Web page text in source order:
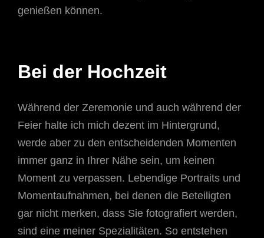
genießen können.
Bei der Hochzeit
Während der Zeremonie und auch während der
Feier halte ich mich dezent im Hintergrund,
werde aber zu den entscheidenden Momenten
immer ganz in Ihrer Nähe sein, um keinen
Moment zu verpassen. Lebendige Portraits und
Momentaufnahmen, bei denen die Beteiligten
gar nicht merken, dass Sie fotografiert werden,
sind eine meiner Spezialitäten. So entstehen